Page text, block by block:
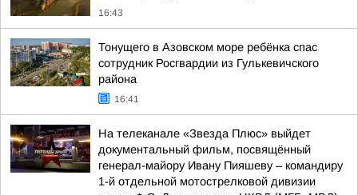
16:43
Тонущего в Азовском море ребёнка спас
сотрудник Росгвардии из Гулькевичского
района
16:41
На телеканале «Звезда Плюс» выйдет
документальный фильм, посвящённый
генерал-майору Ивану Пияшеву – командиру
1-й отдельной мотострелковой дивизии